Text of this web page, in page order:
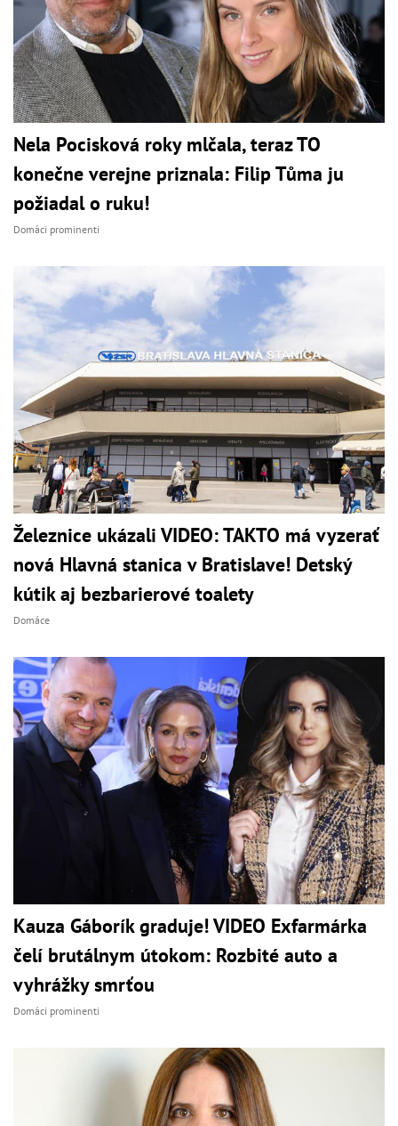
Nela Pocisková roky mlčala, teraz TO
konečne verejne priznala: Filip Tůma ju
požiadal o ruku!
Domáci prominenti
Železnice ukázali VIDEO: TAKTO má vyzerať
nová Hlavná stanica v Bratislave! Detský
kútik aj bezbarierové toalety
Domáce
Kauza Gáborík graduje! VIDEO Exfarmárka
čelí brutálnym útokom: Rozbité auto a
vyhrážky smrťou
Domáci prominenti